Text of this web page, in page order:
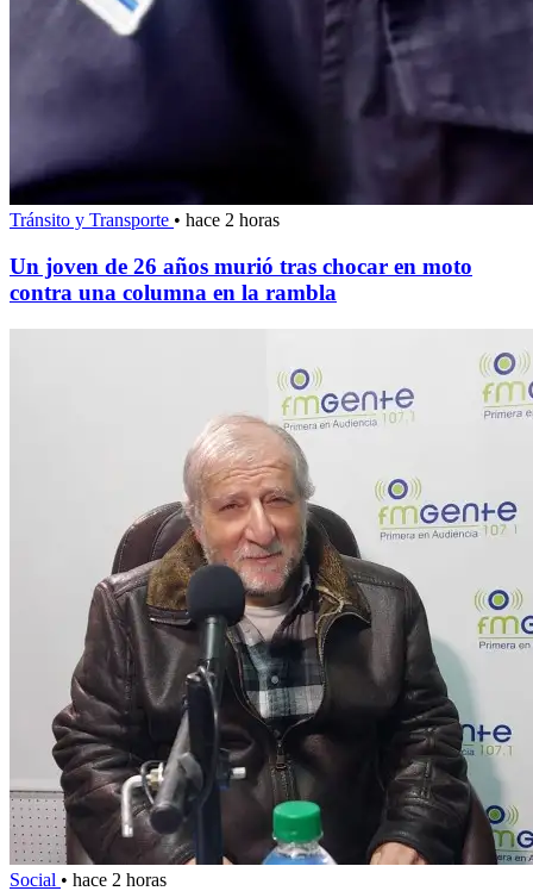
Tránsito y Transporte • hace 2 horas
Un joven de 26 años murió tras chocar en moto
contra una columna en la rambla
Social • hace 2 horas